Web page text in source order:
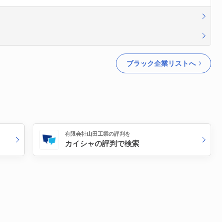
ブラック企業リストへ
有限会社山田工業の評判を
カイシャの評判で検索